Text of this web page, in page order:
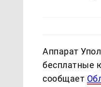
Аппарат
бесплатные
сообщает